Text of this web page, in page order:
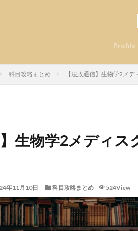
Profile
科目攻略まとめ 【法政通信】生物学2メデ
】生物学2メディ
年11月10日 科目攻略まとめ 524View